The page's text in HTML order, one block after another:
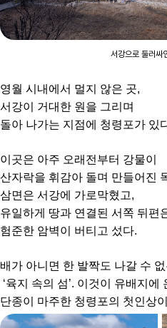
서강으로 둘러싸
영월 시내에서 멀지 않은 곳,
서강이 거대한 원을 그리며
돌아 나가는 지점에 청령포가 있
이곳은 아주 오래전부터 강물이
산자락을 휘감아 돌며 만들어진
삼면은 서강에 가로막혔고,
유일하게 땅과 연결된 서쪽 뒤편
험준한 암벽이 버티고 섰다.
배가 아니면 한 발짝도 나갈 수
‘육지 속의 섬’. 이것이 유배지에
단종이 마주한 청령포의 첫인상